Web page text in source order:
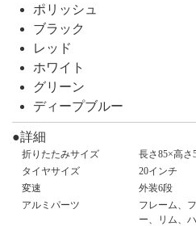
ペ
ッ
ク
詳
細
ポリッシュ
ブラック
レッド
ホワイト
グリーン
ディープブルー
●詳細
折りたたみサイズ
長さ85×高さ
タイヤサイズ
20インチ
変速
外装6段
アルミパーツ
フレーム、
ー、リム、